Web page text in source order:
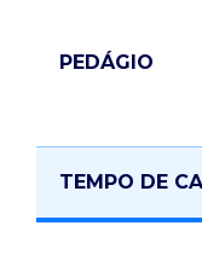
PEDÁGIO
TEMPO DE